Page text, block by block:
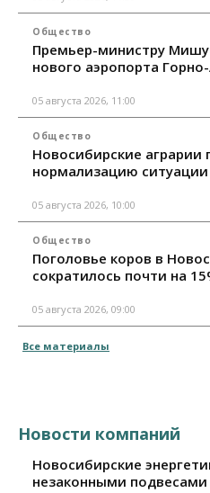
Общество
Премьер-министру
нового аэропорта
05 августа 2026, 11:00
Общество
Новосибирские
нормализацию
05 августа 2026, 10:00
Общество
Поголовье коров в
сократилось почти на
05 августа 2026, 09:00
Все материалы
Новости компаний
Новосибирские
незаконными